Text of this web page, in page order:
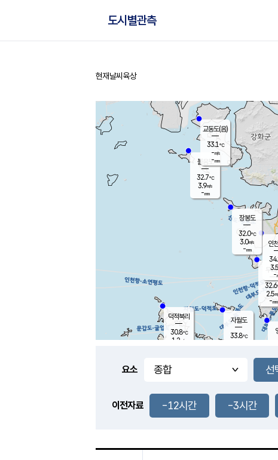
도시별관측
홈
현재날씨 육상
풍도
2.5m/s
무
32.6
2.5
-mm
볼음도
32.7℃
3.9m/s
-mm
자월도
33.8℃
장봉도
32.0℃
3.0m/s
-mm
-
덕적북리
30.8℃
1.2 m/s
인
3.5
-
교동도(음)
33.1℃
-m/s
-mm
요소
이전자료 -12시간 -3시간